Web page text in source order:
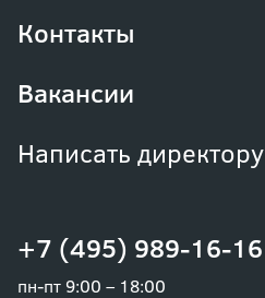
+7 (495) 989-16-16
пн-пт 9:00 – 18:00
Контакты
Вакансии
Написать директору